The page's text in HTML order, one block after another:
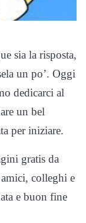
sia la risposta,
un po’. Oggi
dedicarci al
un bel
per iniziare.
gratis da
colleghi e
e buon fine